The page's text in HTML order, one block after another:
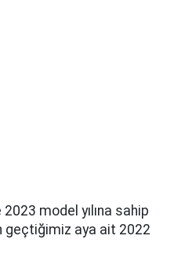
model yılına sahip
geçtiğimiz aya ait 2022